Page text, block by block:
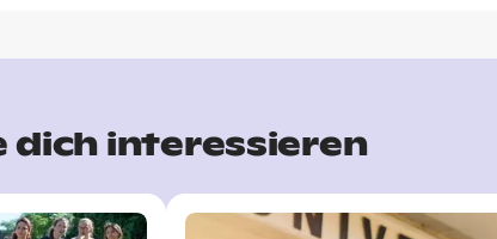
dich interessieren